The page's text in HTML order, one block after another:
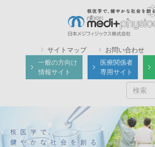
サイトマップ お問い合わせ
一般の方向け
情報サイト
医療関係者
専用サイト